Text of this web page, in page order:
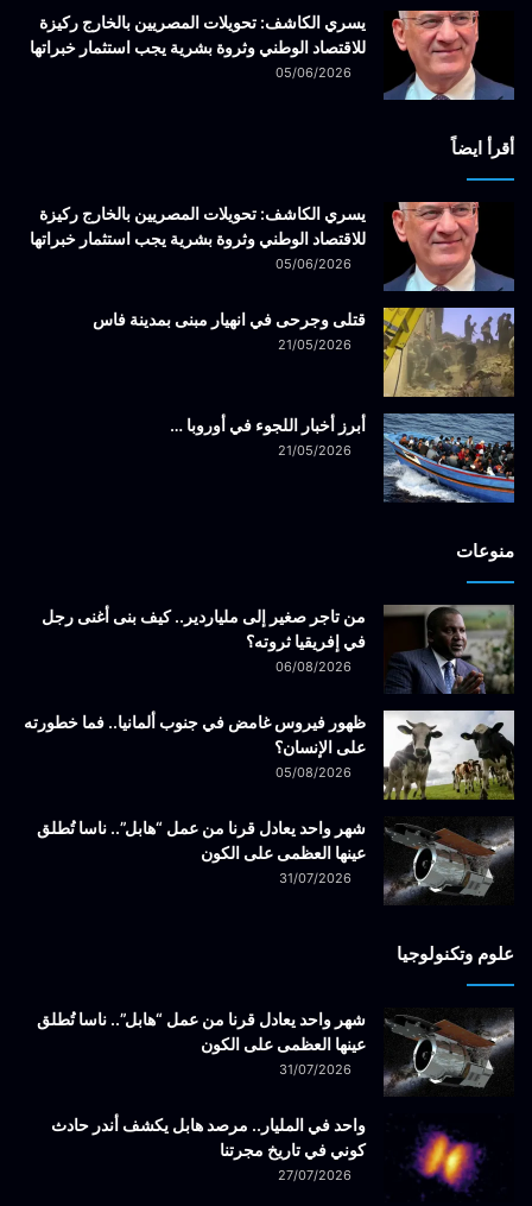
يسري الكاشف: تحويلات المصريين بالخارج ركيزة
للاقتصاد الوطني وثروة بشرية يجب استثمار خبراتها
05/06/2026
أقرأ ايضاً
يسري الكاشف: تحويلات المصريين بالخارج ركيزة
للاقتصاد الوطني وثروة بشرية يجب استثمار خبراتها
05/06/2026
قتلى وجرحى في انهيار مبنى بمدينة فاس
21/05/2026
أبرز أخبار اللجوء في أوروبا …
21/05/2026
منوعات
من تاجر صغير إلى ملياردير.. كيف بنى أغنى رجل
في إفريقيا ثروته؟
06/08/2026
ظهور فيروس غامض في جنوب ألمانيا.. فما خطورته
على الإنسان؟
05/08/2026
شهر واحد يعادل قرنا من عمل “هابل”.. ناسا تُطلق
عينها العظمى على الكون
31/07/2026
علوم وتكنولوجيا
شهر واحد يعادل قرنا من عمل “هابل”.. ناسا تُطلق
عينها العظمى على الكون
31/07/2026
واحد في المليار.. مرصد هابل يكشف أندر حادث
كوني في تاريخ مجرتنا
27/07/2026